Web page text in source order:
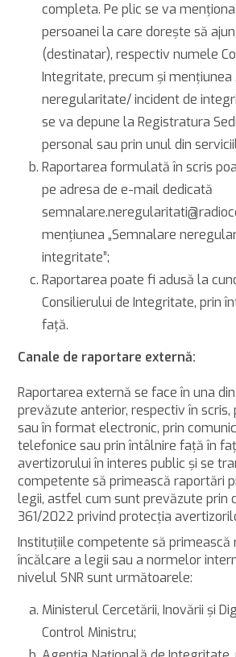
completa. Pe plic se va
persoanei la care doreşte să
(destinatar), respectiv numele
Integritate, precum şi menţiunea
neregularitate/ incident de
se va depune la Registratura
personal sau prin unul din
Raportarea formulată în scris
pe adresa de e-mail dedicată
menţiunea „Semnalare
integritate”;
Raportarea poate fi adusă la
Consilierului de Integritate, prin
faţă.
Canale de raportare externă:
Raportarea externă se face în una
prevăzute anterior, respectiv în scris,
sau în format electronic, prin
telefonice sau prin întâlnire faţă în
avertizorului în interes public şi se
competente să primească raportări
legii, astfel cum sunt prevăzute prin
361/2022 privind protecţia
Instituţiile competente să primească
încălcare a legii sau a normelor
nivelul SNR sunt următoarele:
Ministerul Cercetării, Inovării şi
Control Ministru;